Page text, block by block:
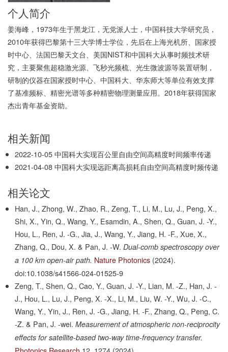
个人简介
姜海峰，1973年生于黑龙江，无党派人士，中国科技大学研究员，
2010年获得巴黎第十三大学博士学位，先后在上海光机所、国家授
时中心、法国巴黎天文台、美国NIST和中国科大从事时频技术研
究，主要聚焦超稳激光源、飞秒光频梳、光生微波源等装置研制，
研制的仪器在国家授时中心、中国科大、华东师大等单位有效支撑
了基准频标、精密光谱等多种精密物理测量应用。2018年获得国家
杰出青年基金资助。
相关新闻
2022-10-05 中国科大实现百公里自由空间高精度时间频率传递
2021-04-08 中国科大实现远距离高损耗自由空间高精度时频传递
相关论文
Han, J., Zhong, W., Zhao, R., Zeng, T., Li, M., Lu, J., Peng, X.,
Shi, X., Yin, Q., Wang, Y., Esamdin, A., Shen, Q., Guan, J. -Y.,
Hou, L., Ren, J. -G., Jia, J., Wang, Y., Jiang, H. -F., Xue, X.,
Zhang, Q., Dou, X. & Pan, J. -W. Dual-comb spectroscopy over
a 100 km open-air path. Nature Photonics (2024).
doi:10.1038/s41566-024-01525-9
Zeng, T., Shen, Q., Cao, Y., Guan, J. -Y., Lian, M. -Z., Han, J. -
J., Hou, L., Lu, J., Peng, X. -X., Li, M., Liu, W. -Y., Wu, J. -C.,
Wang, Y., Yin, J., Ren, J. -G., Jiang, H. -F., Zhang, Q., Peng, C.
-Z. & Pan, J. -wei. Measurement of atmospheric non-reciprocity
effects for satellite-based two-way time-frequency transfer.